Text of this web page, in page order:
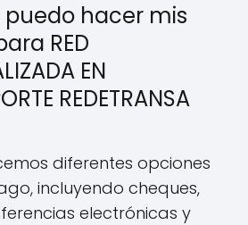
puedo hacer mis
RED
EN
REDETRANSA
diferentes opciones
incluyendo cheques,
electrónicas y